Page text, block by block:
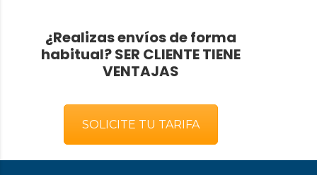
¿Realizas envíos de forma
habitual?SER CLIENTE TIENE
VENTAJAS
SOLICITE TU TARIFA